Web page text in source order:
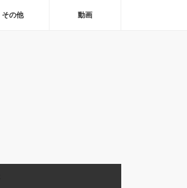
その他 動画